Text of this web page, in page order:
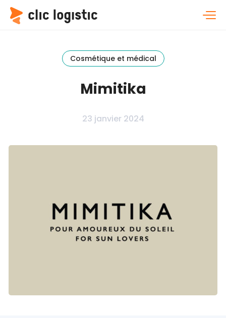
Cosmétique et médical
Mimitika
23 janvier 2024